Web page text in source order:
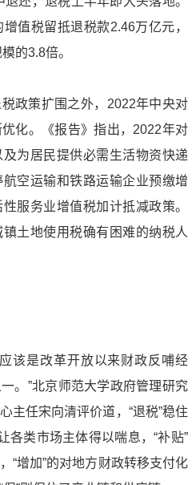
值税留抵退税款2.46万亿元，
的3.8倍。
政策扩围之外，2022年中央对
化。《报告》指出，2022年对
为居民提供必需生活物资快递
空运输和铁路运输企业预缴增
服务业增值税加计抵减政策。
土地使用税确有困难的纳税人
该是改革开放以来财政反哺经
。”北京师范大学政府管理研究
主任宋向清评价道，“退税”稳住
各类市场主体得以喘息，“补贴”
“增加”的对地方财政转移支付化